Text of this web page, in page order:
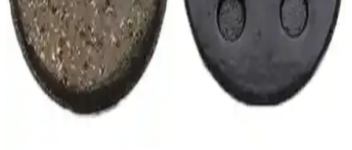
Peak Fren Tel ve Kablo seti, dayanıklı malzemeleriyle motosiklet ve
bisikletlerin fren performansını artırır, uygun ölçüleriyle kolay
montaj sağlar, güvenle kullanılır.
CNH V-Brake Fren Pabucu: Dayanıklı ve Uygun
Fiyatlı Bisiklet Fren Sistemi
CNH markasının V-Brake fren pabucu seti, çeşitli bisiklet